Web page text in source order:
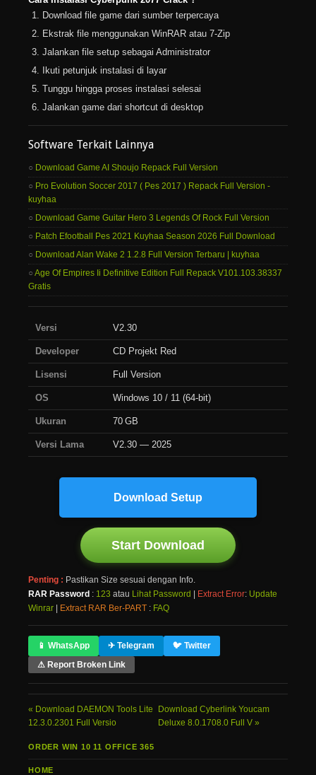
Download file game dari sumber terpercaya
Ekstrak file menggunakan WinRAR atau 7-Zip
Jalankan file setup sebagai Administrator
Ikuti petunjuk instalasi di layar
Tunggu hingga proses instalasi selesai
Jalankan game dari shortcut di desktop
Software Terkait Lainnya
Download Game AI Shoujo Repack Full Version
Pro Evolution Soccer 2017 ( Pes 2017 ) Repack Full Version -
kuyhaa
Download Game Guitar Hero 3 Legends Of Rock Full Version
Patch Efootball Pes 2021 Kuyhaa Season 2026 Full Download
Download Alan Wake 2 1.2.8 Full Version Terbaru | kuyhaa
Age Of Empires Ii Definitive Edition Full Repack V101.103.38337
Gratis
Versi V2.30
Developer CD Projekt Red
Lisensi Full Version
OS Windows 10 / 11 (64-bit)
Ukuran 70 GB
Versi Lama V2.30 — 2025
Download Setup
Start Download
Penting : Pastikan Size sesuai dengan Info.
RAR Password : 123 atau Lihat Password Extract Error: Update
Winrar
Extract RAR Ber-PART : FAQ
📱 WhatsApp ✈ Telegram
🐦 Twitter
⚠ Report Broken Link
Download DAEMON Tools Lite
12.3.0.2301 Full Versio
Download Cyberlink Youcam
Deluxe 8.0.1708.0 Full V
ORDER WIN 10 11 OFFICE 365
HOME